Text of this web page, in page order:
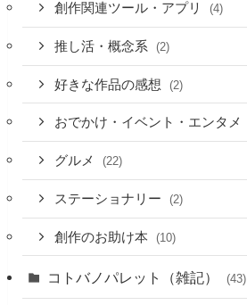
創作関連ツール・アプリ (4)
推し活・概念系 (2)
好きな作品の感想 (2)
おでかけ・イベント・エンタメ
グルメ (22)
ステーショナリー (2)
創作のお助け本 (10)
コトバノパレット（雑記） (43)